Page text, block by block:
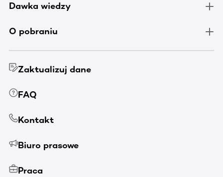
Dawka wiedzy
O pobraniu
Zaktualizuj dane
FAQ
Kontakt
Biuro prasowe
Praca